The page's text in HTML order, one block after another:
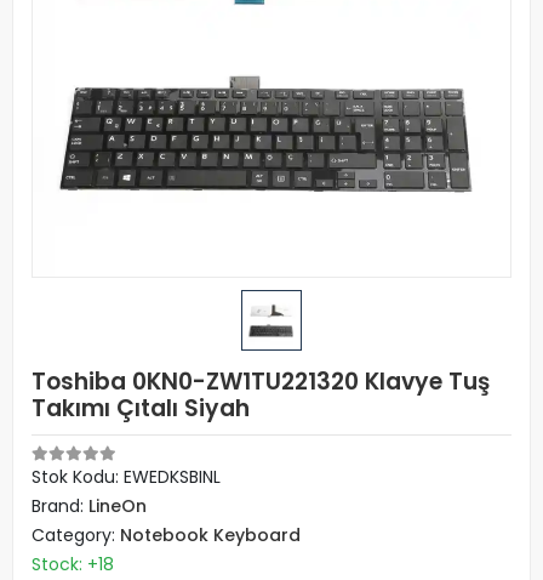
Toshiba 0KN0-ZW1TU221320 Klavye Tuş
Takımı Çıtalı Siyah
Stok Kodu: EWEDKSBINL
Brand: LineOn
Category: Notebook Keyboard
Stock: +18